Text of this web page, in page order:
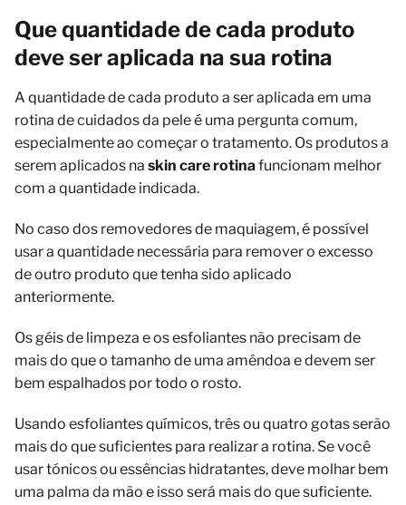
Que quantidade de cada produto
deve ser aplicada na sua rotina
A quantidade de cada produto a ser aplicada em uma
rotina de cuidados da pele é uma pergunta comum,
especialmente ao começar o tratamento. Os produtos a
serem aplicados na skin care rotinafuncionam melhor
com a quantidade indicada.
No caso dos removedores de maquiagem, é possível
usar a quantidade necessária para remover o excesso
de outro produto que tenha sido aplicado
anteriormente.
Os géis de limpeza e os esfoliantes não precisam de
mais do que o tamanho de uma amêndoa e devem ser
bem espalhados por todo o rosto.
Usando esfoliantes químicos, três ou quatro gotas serão
mais do que suficientes para realizar a rotina. Se você
usar tónicos ou essências hidratantes, deve molhar bem
uma palma da mão e isso será mais do que suficiente.